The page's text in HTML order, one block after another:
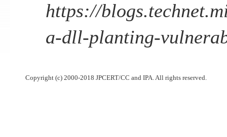
https://
a-dll-planting-
Copyright (c) 2000-2018 JPCERT/CC and IPA. All rights reserved.